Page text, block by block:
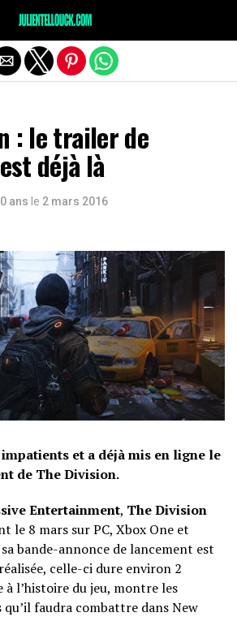
: le trailer de
déjà là
ans le 2 mars 2016
et a déjà mis en ligne le
de The Division.
Entertainment, The Division
le 8 mars sur PC, Xbox One et
bande-annonce de lancement est
celle-ci dure environ 2
à l’histoire du jeu, montre les
faudra combattre dans New